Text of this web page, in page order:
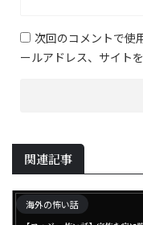
次回のコメントで使
ールアドレス、サイトを
関連記事
海外の怖い話